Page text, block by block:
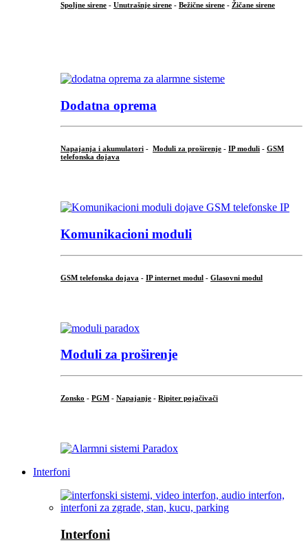
Spoljne sirene - Unutrašnje sirene - Bežične sirene - Žičane sirene
Dodatna oprema
Napajanja i akumulatori - Moduli za proširenje - IP moduli - GSM
telefonska dojava
Komunikacioni moduli
GSM telefonska dojava - IP internet modul - Glasovni modul
Moduli za proširenje
Zonsko - PGM - Napajanje - Ripiter pojačivači
Interfoni
Interfoni